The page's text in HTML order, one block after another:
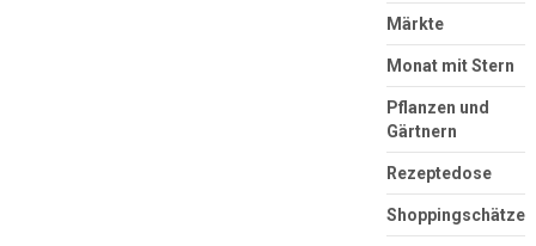
Märkte
Monat mit Stern
Pflanzen und
Gärtnern
Rezeptedose
Shoppingschätze